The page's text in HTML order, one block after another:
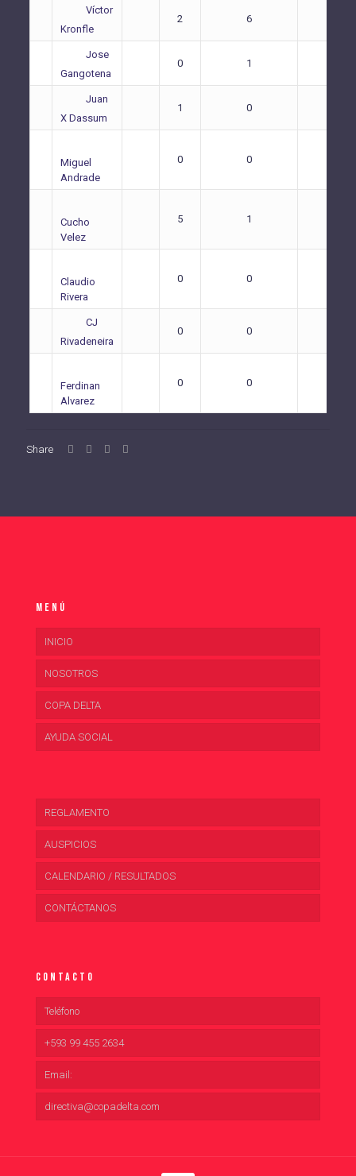
Víctor
Kronfle
2 6
Jose
Gangotena
0 1
Juan
X Dassum
1 0
Miguel
Andrade
0 0
Cucho
Velez
5 1
Claudio
Rivera
0 0
CJ
Rivadeneira
0 0
Ferdinan
Alvarez
0 0
Share
Menú
INICIO
NOSOTROS
COPA DELTA
AYUDA SOCIAL
REGLAMENTO
AUSPICIOS
CALENDARIO / RESULTADOS
CONTÁCTANOS
Contacto
Teléfono
+593 99 455 2634
Email:
directiva@copadelta.com